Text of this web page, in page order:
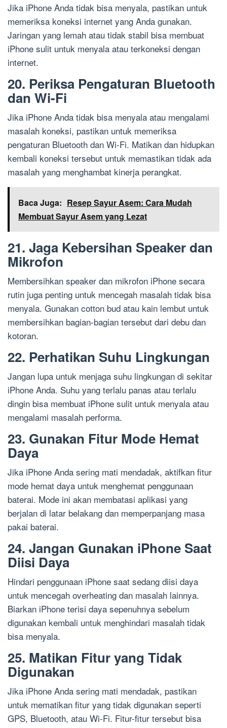
Jika iPhone Anda tidak bisa menyala, pastikan untuk
memeriksa koneksi internet yang Anda gunakan.
Jaringan yang lemah atau tidak stabil bisa membuat
iPhone sulit untuk menyala atau terkoneksi dengan
internet.
20. Periksa Pengaturan Bluetooth
dan Wi-Fi
Jika iPhone Anda tidak bisa menyala atau mengalami
masalah koneksi, pastikan untuk memeriksa
pengaturan Bluetooth dan Wi-Fi. Matikan dan hidupkan
kembali koneksi tersebut untuk memastikan tidak ada
masalah yang menghambat kinerja perangkat.
Baca Juga: Resep Sayur Asem: Cara Mudah
Membuat Sayur Asem yang Lezat
21. Jaga Kebersihan Speaker dan
Mikrofon
Membersihkan speaker dan mikrofon iPhone secara
rutin juga penting untuk mencegah masalah tidak bisa
menyala. Gunakan cotton bud atau kain lembut untuk
membersihkan bagian-bagian tersebut dari debu dan
kotoran.
22. Perhatikan Suhu Lingkungan
Jangan lupa untuk menjaga suhu lingkungan di sekitar
iPhone Anda. Suhu yang terlalu panas atau terlalu
dingin bisa membuat iPhone sulit untuk menyala atau
mengalami masalah performa.
23. Gunakan Fitur Mode Hemat
Daya
Jika iPhone Anda sering mati mendadak, aktifkan fitur
mode hemat daya untuk menghemat penggunaan
baterai. Mode ini akan membatasi aplikasi yang
berjalan di latar belakang dan memperpanjang masa
pakai baterai.
24. Jangan Gunakan iPhone Saat
Diisi Daya
Hindari penggunaan iPhone saat sedang diisi daya
untuk mencegah overheating dan masalah lainnya.
Biarkan iPhone terisi daya sepenuhnya sebelum
digunakan kembali untuk menghindari masalah tidak
bisa menyala.
25. Matikan Fitur yang Tidak
Digunakan
Jika iPhone Anda sering mati mendadak, pastikan
untuk mematikan fitur yang tidak digunakan seperti
GPS, Bluetooth, atau Wi-Fi. Fitur-fitur tersebut bisa